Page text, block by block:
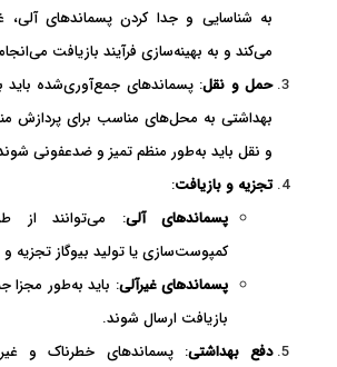
به شناسایی و جدا کردن پسماندهای
می‌کند و به بهینه‌سازی فرآیند بازیافت
حمل و نقل: پسماندهای جمع‌آوری‌شده باید
بهداشتی به محل‌های مناسب برای پردازش
و نقل باید به‌طور منظم تمیز و ضدعفونی
تجزیه و بازیافت:
پسماندهای آلی: می‌توانند از
کمپوست‌سازی یا تولید بیوگاز تجزیه
پسماندهای غیرآلی: باید به‌طور
بازیافت ارسال شوند.
دفع بهداشتی: پسماندهای خطرناک و